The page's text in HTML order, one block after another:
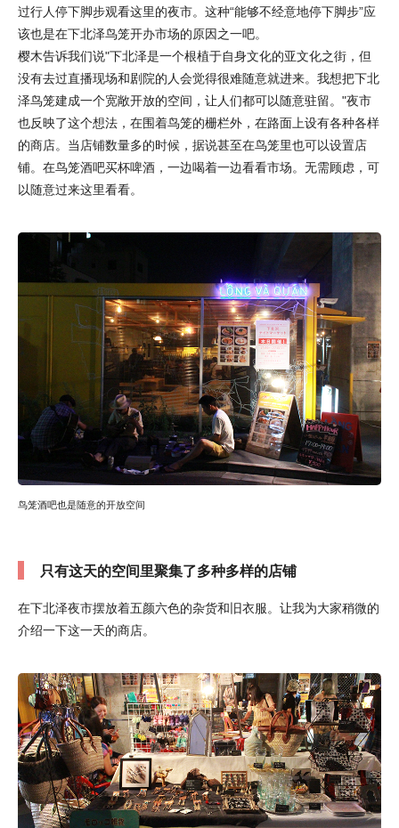
过行人停下脚步观看这里的夜市。这种“能够不经意地停下脚步”应
该也是在下北泽鸟笼开办市场的原因之一吧。
樱木告诉我们说"下北泽是一个根植于自身文化的亚文化之街，但
没有去过直播现场和剧院的人会觉得很难随意就进来。我想把下北
泽鸟笼建成一个宽敞开放的空间，让人们都可以随意驻留。"夜市
也反映了这个想法，在围着鸟笼的栅栏外，在路面上设有各种各样
的商店。当店铺数量多的时候，据说甚至在鸟笼里也可以设置店
铺。在鸟笼酒吧买杯啤酒，一边喝着一边看看市场。无需顾虑，可
以随意过来这里看看。
鸟笼酒吧也是随意的开放空间
只有这天的空间里聚集了多种多样的店铺
在下北泽夜市摆放着五颜六色的杂货和旧衣服。让我为大家稍微的
介绍一下这一天的商店。